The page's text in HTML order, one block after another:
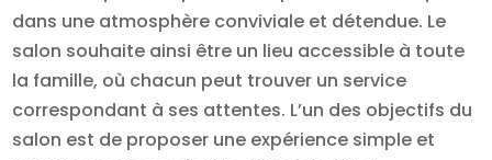
dans une atmosphère conviviale et détendue. Le
salon souhaite ainsi être un lieu accessible à toute
la famille, où chacun peut trouver un service
correspondant à ses attentes. L’un des objectifs du
salon est de proposer une expérience simple et